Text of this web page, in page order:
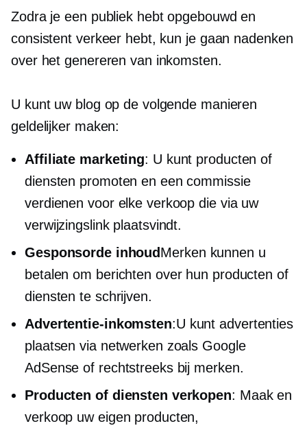
Zodra je een publiek hebt opgebouwd en
consistent verkeer hebt, kun je gaan nadenken
over het genereren van inkomsten.
U kunt uw blog op de volgende manieren
geldelijker maken:
Affiliate marketing: U kunt producten of
diensten promoten en een commissie
verdienen voor elke verkoop die via uw
verwijzingslink plaatsvindt.
Gesponsorde inhoudMerken kunnen u
betalen om berichten over hun producten of
diensten te schrijven.
Advertentie-inkomsten:U kunt advertenties
plaatsen via netwerken zoals Google
AdSense of rechtstreeks bij merken.
Producten of diensten verkopen: Maak en
verkoop uw eigen producten,